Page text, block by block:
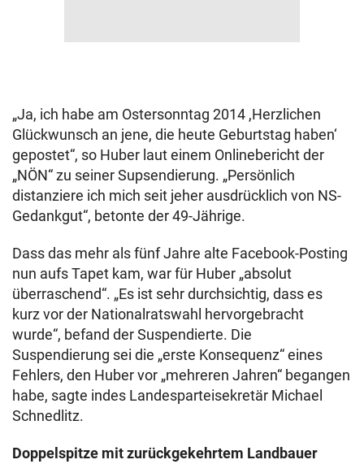
„Ja, ich habe am Ostersonntag 2014 ,Herzlichen
Glückwunsch an jene, die heute Geburtstag haben‘
gepostet“, so Huber laut einem Onlinebericht der
„NÖN“ zu seiner Supsendierung. „Persönlich
distanziere ich mich seit jeher ausdrücklich von NS-
Gedankgut“, betonte der 49-Jährige.
Dass das mehr als fünf Jahre alte Facebook-Posting
nun aufs Tapet kam, war für Huber „absolut
überraschend“. „Es ist sehr durchsichtig, dass es
kurz vor der Nationalratswahl hervorgebracht
wurde“, befand der Suspendierte. Die
Suspendierung sei die „erste Konsequenz“ eines
Fehlers, den Huber vor „mehreren Jahren“ begangen
habe, sagte indes Landesparteisekretär Michael
Schnedlitz.
Doppelspitze mit zurückgekehrtem Landbauer